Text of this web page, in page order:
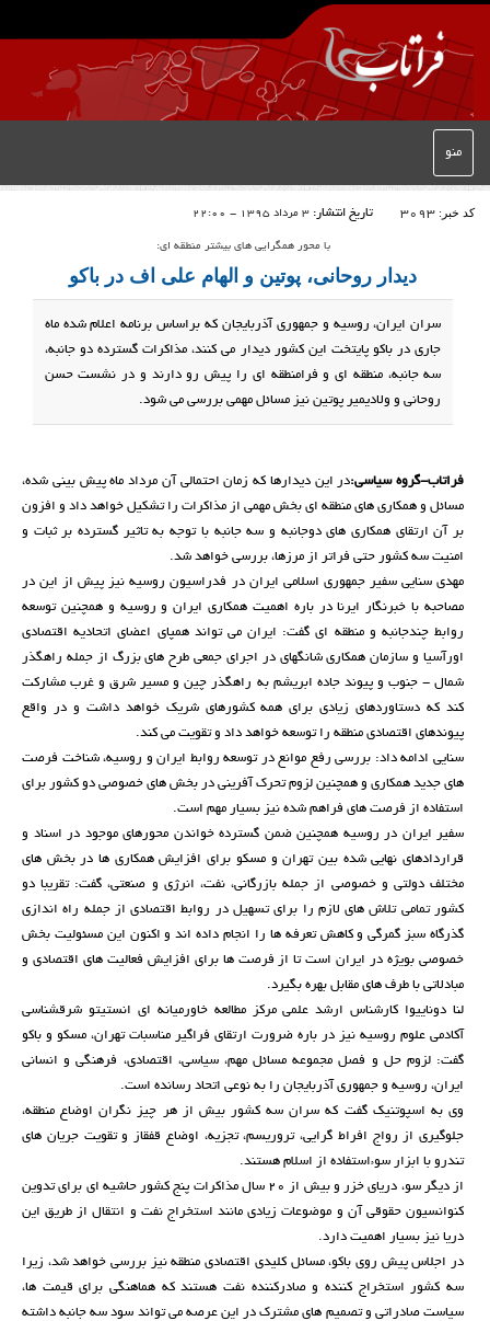
منو
کد خبر: 3093 تاریخ انتشار: 3 مرداد 1395 - 22:00
با محور همگرایی های بیشتر منطقه ای:
دیدار روحانی، پوتین و الهام علی اف در باکو
سران ایران، روسیه و جمهوری آذربایجان که براساس برنامه اعلام شده ماه
جاری در باکو پایتخت این کشور دیدار می کنند، مذاکرات گسترده دو جانبه،
سه جانبه، منطقه ای و فرامنطقه ای را پیش رو دارند و در نشست حسن
روحانی و ولادیمیر پوتین نیز مسائل مهمی بررسی می شود.
فراتاب-گروه سیاسی:در این دیدارها که زمان احتمالی آن مرداد ماه پیش بینی شده،
مسائل و همکاری های منطقه ای بخش مهمی از مذاکرات را تشکیل خواهد داد و افزون
بر آن ارتقای همکاری های دوجانبه و سه جانبه با توجه به تاثیر گسترده بر ثبات و
امنیت سه کشور حتی فراتر از مرزها، بررسی خواهد شد.
مهدی سنایی سفیر جمهوری اسلامی ایران در فدراسیون روسیه نیز پیش از این در
مصاحبه با خبرنگار ایرنا در باره اهمیت همکاری ایران و روسیه و همچنین توسعه
روابط چندجانبه و منطقه ای گفت: ایران می تواند همپای اعضای اتحادیه اقتصادی
اورآسیا و سازمان همکاری شانگهای در اجرای جمعی طرح های بزرگ از جمله راهگذر
شمال - جنوب و پیوند جاده ابریشم به راهگذر چین و مسیر شرق و غرب مشارکت
کند که دستاوردهای زیادی برای همه کشورهای شریک خواهد داشت و در واقع
پیوندهای اقتصادی منطقه را توسعه خواهد داد و تقویت می کند.
سنایی ادامه داد: بررسی رفع موانع در توسعه روابط ایران و روسیه، شناخت فرصت
های جدید همکاری و همچنین لزوم تحرک آفرینی در بخش های خصوصی دو کشور برای
استفاده از فرصت های فراهم شده نیز بسیار مهم است.
سفیر ایران در روسیه همچنین ضمن گسترده خواندن محورهای موجود در اسناد و
قراردادهای نهایی شده بین تهران و مسکو برای افزایش همکاری ها در بخش های
مختلف دولتی و خصوصی از جمله بازرگانی، نفت، انرژی و صنعتی، گفت: تقریبا دو
کشور تمامی تلاش های لازم را برای تسهیل در روابط اقتصادی از جمله راه اندازی
گذرگاه سبز گمرگی و کاهش تعرفه ها را انجام داده اند و اکنون این مسئولیت بخش
خصوصی بویژه در ایران است تا از فرصت ها برای افزایش فعالیت های اقتصادی و
مبادلاتی با طرف های مقابل بهره بگیرد.
لنا دوناییوا کارشناس ارشد علمی مرکز مطالعه خاورمیانه ای انستیتو شرقشناسی
آکادمی علوم روسیه نیز در باره ضرورت ارتقای فراگیر مناسبات تهران، مسکو و باکو
گفت: لزوم حل و فصل مجموعه مسائل مهم، سیاسی، اقتصادی، فرهنگی و انسانی
ایران، روسیه و جمهوری آذربایجان را به نوعی اتحاد رسانده است.
وی به اسپوتنیک گفت که سران سه کشور بیش از هر چیز نگران اوضاع منطقه،
جلوگیری از رواج افراط گرایی، تروریسم، تجزیه، اوضاع قفقاز و تقویت جریان های
تندرو با ابزار سوءاستفاده از اسلام هستند.
از دیگر سو، دریای خزر و بیش از 20 سال مذاکرات پنج کشور حاشیه ای برای تدوین
کنوانسیون حقوقی آن و موضوعات زیادی مانند استخراج نفت و انتقال از طریق این
دریا نیز بسیار اهمیت دارد.
در اجلاس پیش روی باکو، مسائل کلیدی اقتصادی منطقه نیز بررسی خواهد شد، زیرا
سه کشور استخراج کننده و صادرکننده نفت هستند که هماهنگی برای قیمت ها،
سیاست صادراتی و تصمیم های مشترک در این عرصه می تواند سود سه جانبه داشته